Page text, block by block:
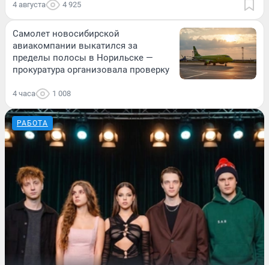
4 августа 4 925
Самолет новосибирской
авиакомпании выкатился за
пределы полосы в Норильске —
прокуратура организовала проверку
4 часа 1 008
РАБОТА